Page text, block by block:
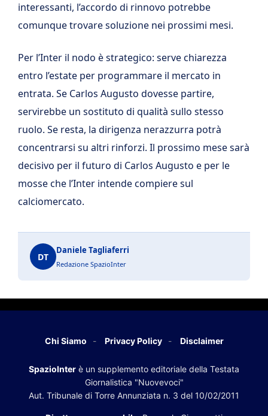
interessanti, l’accordo di rinnovo potrebbe
comunque trovare soluzione nei prossimi mesi.
Per l’Inter il nodo è strategico: serve chiarezza
entro l’estate per programmare il mercato in
entrata. Se Carlos Augusto dovesse partire,
servirebbe un sostituto di qualità sullo stesso
ruolo. Se resta, la dirigenza nerazzurra potrà
concentrarsi su altri rinforzi. Il prossimo mese sarà
decisivo per il futuro di Carlos Augusto e per le
mosse che l’Inter intende compiere sul
calciomercato.
DT
Daniele Tagliaferri
Redazione SpazioInter
Chi Siamo Privacy Policy Disclaimer
SpazioInter è un supplemento editoriale della Testata
Giornalistica "Nuovevoci"
Aut. Tribunale di Torre Annunziata n. 3 del 10/02/2011